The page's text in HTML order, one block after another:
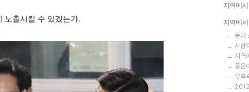
노출시킬 수 있겠는가.
지역에
지역에
동네
사람
지역
풍운
우후